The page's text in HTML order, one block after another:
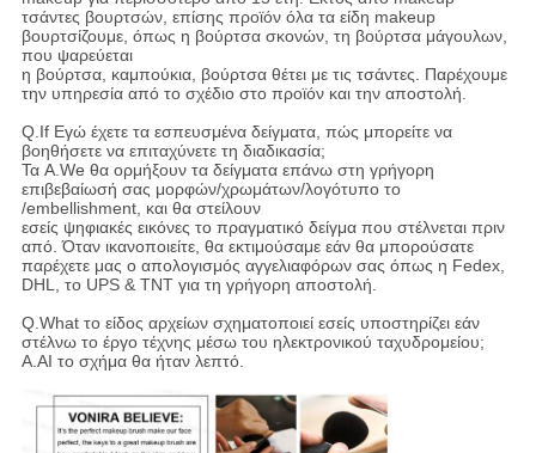
τσάντες βουρτσών, επίσης προϊόν όλα τα είδη makeup
βουρτσίζουμε, όπως η βούρτσα σκονών, τη βούρτσα μάγουλων,
που ψαρεύεται
η βούρτσα, καμπούκια, βούρτσα θέτει με τις τσάντες. Παρέχουμε
την υπηρεσία από το σχέδιο στο προϊόν και την αποστολή.
Q.If Εγώ έχετε τα εσπευσμένα δείγματα, πώς μπορείτε να
βοηθήσετε να επιταχύνετε τη διαδικασία;
Τα A.We θα ορμήξουν τα δείγματα επάνω στη γρήγορη
επιβεβαίωσή σας μορφών/χρωμάτων/λογότυπο το
/embellishment, και θα στείλουν
εσείς ψηφιακές εικόνες το πραγματικό δείγμα που στέλνεται πριν
από. Όταν ικανοποιείτε, θα εκτιμούσαμε εάν θα μπορούσατε
παρέχετε μας ο απολογισμός αγγελιαφόρων σας όπως η Fedex,
DHL, το UPS & TNT για τη γρήγορη αποστολή.
Q.What το είδος αρχείων σχηματοποιεί εσείς υποστηρίζει εάν
στέλνω το έργο τέχνης μέσω του ηλεκτρονικού ταχυδρομείου;
A.AI το σχήμα θα ήταν λεπτό.